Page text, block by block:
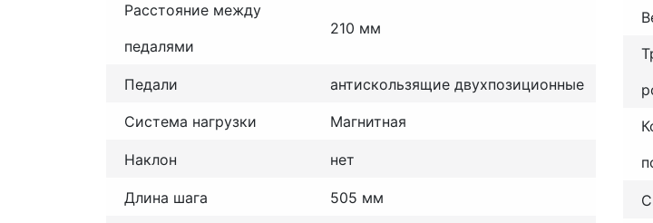
Расстояние между
педалями
210 мм
Педали антискользящие двухпозиционные
Система нагрузки Магнитная
Наклон нет
Длина шага
505 мм